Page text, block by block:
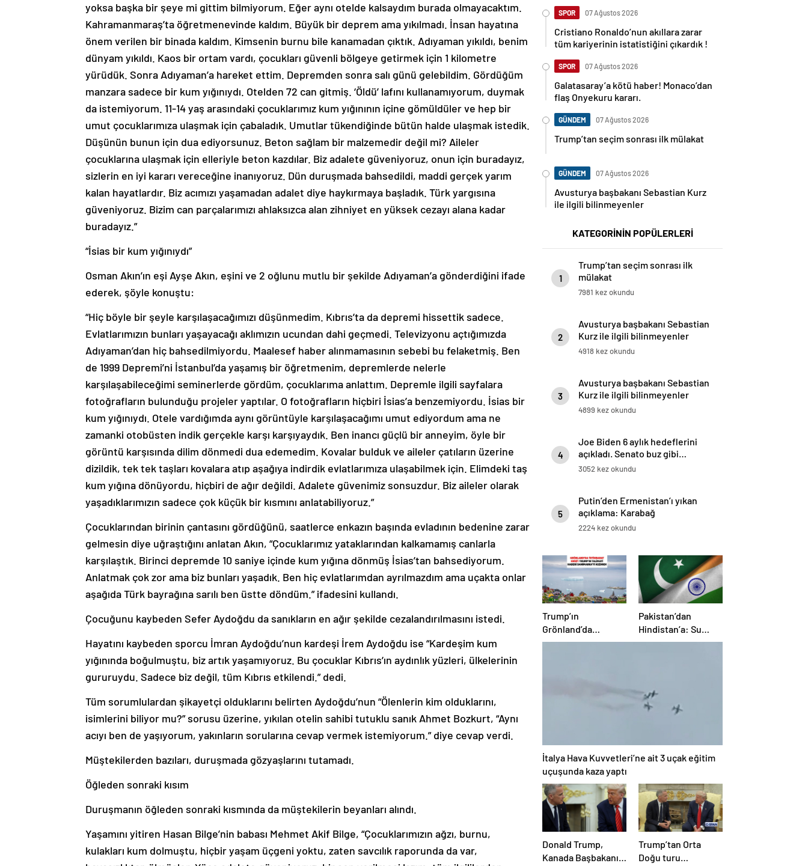
yoksa başka bir şeye mi gittim bilmiyorum. Eğer aynı otelde kalsaydım burada olmayacaktım.
Kahramanmaraş’ta öğretmenevinde kaldım. Büyük bir deprem ama yıkılmadı. İnsan hayatına
önem verilen bir binada kaldım. Kimsenin burnu bile kanamadan çıktık. Adıyaman yıkıldı, benim
dünyam yıkıldı. Kaos bir ortam vardı, çocukları güvenli bölgeye getirmek için 1 kilometre
yürüdük. Sonra Adıyaman’a hareket ettim. Depremden sonra salı günü gelebildim. Gördüğüm
manzara sadece bir kum yığınıydı. Otelden 72 can gitmiş. ‘Öldü’ lafını kullanamıyorum, duymak
da istemiyorum. 11-14 yaş arasındaki çocuklarımız kum yığınının içine gömüldüler ve hep bir
umut çocuklarımıza ulaşmak için çabaladık. Umutlar tükendiğinde bütün halde ulaşmak istedik.
Düşünün bunun için dua ediyorsunuz. Beton sağlam bir malzemedir değil mi? Aileler
çocuklarına ulaşmak için elleriyle beton kazdılar. Biz adalete güveniyoruz, onun için buradayız,
sizlerin en iyi kararı vereceğine inanıyoruz. Dün duruşmada bahsedildi, maddi gerçek yarım
kalan hayatlardır. Biz acımızı yaşamadan adalet diye haykırmaya başladık. Türk yargısına
güveniyoruz. Bizim can parçalarımızı ahlaksızca alan zihniyet en yüksek cezayı alana kadar
buradayız.”
“İsias bir kum yığınıydı”
Osman Akın’ın eşi Ayşe Akın, eşini ve 2 oğlunu mutlu bir şekilde Adıyaman’a gönderdiğini ifade
ederek, şöyle konuştu:
“Hiç böyle bir şeyle karşılaşacağımızı düşünmedim. Kıbrıs’ta da depremi hissettik sadece.
Evlatlarımızın bunları yaşayacağı aklımızın ucundan dahi geçmedi. Televizyonu açtığımızda
Adıyaman’dan hiç bahsedilmiyordu. Maalesef haber alınmamasının sebebi bu felaketmiş. Ben
de 1999 Depremi’ni İstanbul’da yaşamış bir öğretmenim, depremlerde nelerle
karşılaşabileceğimi seminerlerde gördüm, çocuklarıma anlattım. Depremle ilgili sayfalara
fotoğrafların bulunduğu projeler yaptılar. O fotoğrafların hiçbiri İsias’a benzemiyordu. İsias bir
kum yığınıydı. Otele vardığımda aynı görüntüyle karşılaşacağımı umut ediyordum ama ne
zamanki otobüsten indik gerçekle karşı karşıyaydık. Ben inancı güçlü bir anneyim, öyle bir
görüntü karşısında dilim dönmedi dua edemedim. Kovalar bulduk ve aileler çatıların üzerine
dizildik, tek tek taşları kovalara atıp aşağıya indirdik evlatlarımıza ulaşabilmek için. Elimdeki taş
kum yığına dönüyordu, hiçbiri de ağır değildi. Adalete güvenimiz sonsuzdur. Biz aileler olarak
yaşadıklarımızın sadece çok küçük bir kısmını anlatabiliyoruz.”
Çocuklarından birinin çantasını gördüğünü, saatlerce enkazın başında evladının bedenine zarar
gelmesin diye uğraştığını anlatan Akın, “Çocuklarımız yataklarından kalkamamış canlarla
karşılaştık. Birinci depremde 10 saniye içinde kum yığına dönmüş İsias’tan bahsediyorum.
Anlatmak çok zor ama biz bunları yaşadık. Ben hiç evlatlarımdan ayrılmazdım ama uçakta onlar
aşağıda Türk bayrağına sarılı ben üstte döndüm.” ifadesini kullandı.
Çocuğunu kaybeden Sefer Aydoğdu da sanıkların en ağır şekilde cezalandırılmasını istedi.
Hayatını kaybeden sporcu İmran Aydoğdu’nun kardeşi İrem Aydoğdu ise “Kardeşim kum
yığınında boğulmuştu, biz artık yaşamıyoruz. Bu çocuklar Kıbrıs’ın aydınlık yüzleri, ülkelerinin
gururuydu. Sadece biz değil, tüm Kıbrıs etkilendi.” dedi.
Tüm sorumlulardan şikayetçi olduklarını belirten Aydoğdu’nun “Ölenlerin kim olduklarını,
isimlerini biliyor mu?” sorusu üzerine, yıkılan otelin sahibi tutuklu sanık Ahmet Bozkurt, “Aynı
acıyı ben de yaşıyorum, yakınların sorularına cevap vermek istemiyorum.” diye cevap verdi.
Müştekilerden bazıları, duruşmada gözyaşlarını tutamadı.
Öğleden sonraki kısım
Duruşmanın öğleden sonraki kısmında da müştekilerin beyanları alındı.
Yaşamını yitiren Hasan Bilge’nin babası Mehmet Akif Bilge, “Çocuklarımızın ağzı, burnu,
kulakları kum dolmuştu, hiçbir yaşam üçgeni yoktu, zaten savcılık raporunda da var,
SPOR 07 Ağustos 2026
Cristiano Ronaldo’nun akıllara zarar
tüm kariyerinin istatistiğini çıkardık !
SPOR 07 Ağustos 2026
Galatasaray’a kötü haber! Monaco’dan
flaş Onyekuru kararı.
GÜNDEM 07 Ağustos 2026
Trump’tan seçim sonrası ilk mülakat
GÜNDEM 07 Ağustos 2026
Avusturya başbakanı Sebastian Kurz
ile ilgili bilinmeyenler
KATEGORİNİN POPÜLERLERİ
1
Trump’tan seçim sonrası ilk
mülakat
7981 kez okundu
2
Avusturya başbakanı Sebastian
Kurz ile ilgili bilinmeyenler
4918 kez okundu
3
Avusturya başbakanı Sebastian
Kurz ile ilgili bilinmeyenler
4899 kez okundu
4
Joe Biden 6 aylık hedeflerini
açıkladı. Senato buz gibi…
3052 kez okundu
5
Putin’den Ermenistan’ı yıkan
açıklama: Karabağ
Azerbaycan’ın ayrılmaz bir
2224 kez okundu
Trump’ın
Grönland’da
‘casusluk’ planı kriz
Pakistan’dan
Hindistan’a: Su
bizim kırmızı
İtalya Hava Kuvvetleri’ne ait 3 uçak eğitim
uçuşunda kaza yaptı
Donald Trump,
Kanada Başbakanı
Trump’tan Orta
Doğu turu